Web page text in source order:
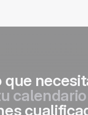
que
calendario